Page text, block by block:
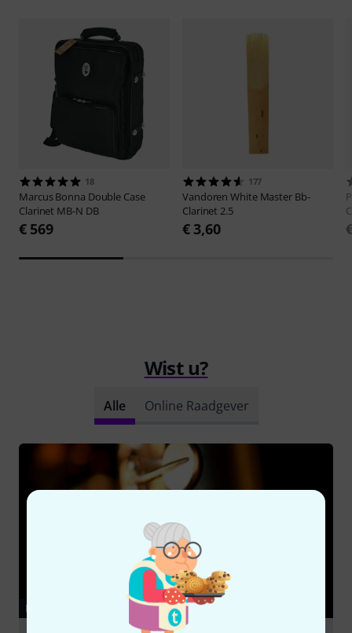
18
Marcus Bonna Double Case
Clarinet MB-N DB
€ 569
177
VandorenWhite Master Bb-
Clarinet 2.5
€ 3,60
Wist u?
Alle Online Raadgever
RAADGEVER